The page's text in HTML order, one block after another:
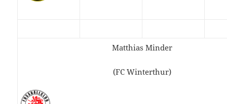
Matthias Minder
(FC Winterthur)